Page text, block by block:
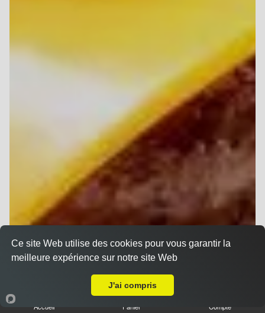
Accueil Panier Compte
Ce site Web utilise des cookies pour vous garantir la
meilleure expérience sur notre site Web
J'ai compris